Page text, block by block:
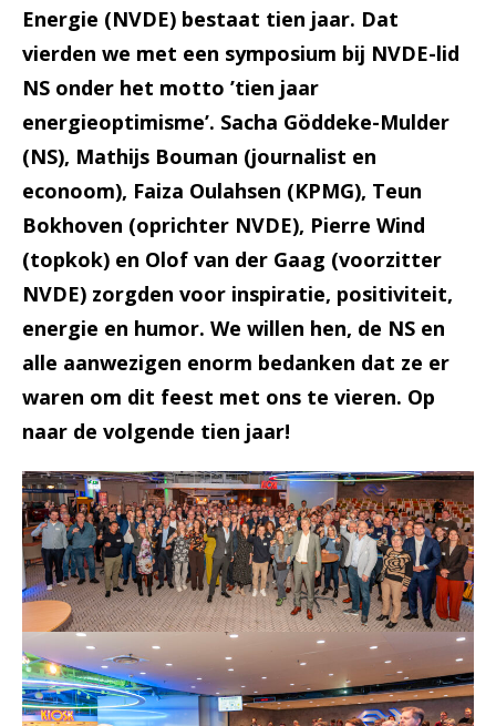
Energie (NVDE) bestaat tien jaar. Dat
vierden we met een symposium bij NVDE-lid
NS onder het motto ’tien jaar
energieoptimisme’. Sacha Göddeke-Mulder
(NS), Mathijs Bouman (journalist en
econoom), Faiza Oulahsen (KPMG), Teun
Bokhoven (oprichter NVDE), Pierre Wind
(topkok) en Olof van der Gaag (voorzitter
NVDE) zorgden voor inspiratie, positiviteit,
energie en humor. We willen hen, de NS en
alle aanwezigen enorm bedanken dat ze er
waren om dit feest met ons te vieren. Op
naar de volgende tien jaar!